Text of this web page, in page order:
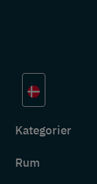
Kategorier
Rum